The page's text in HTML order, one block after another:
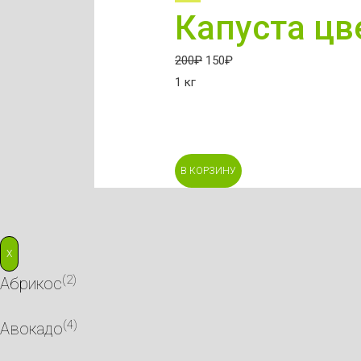
Капуста
200₽ 150₽
1 кг
В КОРЗИНУ
X
Абрикос(2)
Авокадо(4)